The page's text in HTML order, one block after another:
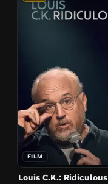
FILM
Louis C.K.: Ridiculous